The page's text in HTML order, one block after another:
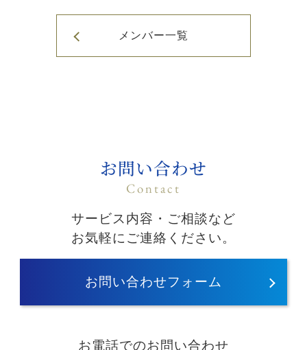
メンバー一覧
お問い合わせ
Contact
サービス内容・ご相談など
お気軽にご連絡ください。
お問い合わせフォーム
お電話でのお問い合わせ